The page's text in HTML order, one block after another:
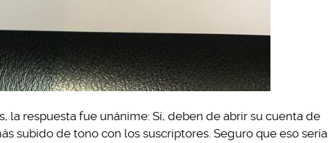
la respuesta fue unánime: Sí, deben de abrir su cuenta de
subido de tono con los suscriptores. Seguro que eso sería